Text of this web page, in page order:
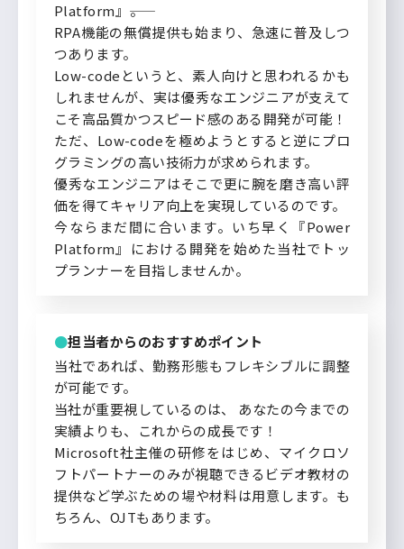
Platform』――。
RPA機能の無償提供も始まり、急速に普及しつ
つあります。
Low-codeというと、素人向けと思われるかも
しれませんが、実は優秀なエンジニアが支えて
こそ高品質かつスピード感のある開発が可能！
ただ、Low-codeを極めようとすると逆にプロ
グラミングの高い技術力が求められます。
優秀なエンジニアはそこで更に腕を磨き高い評
価を得てキャリア向上を実現しているのです。
今ならまだ間に合います。いち早く『Power
Platform』における開発を始めた当社でトッ
プランナーを目指しませんか。
担当者からのおすすめポイント
当社であれば、勤務形態もフレキシブルに調整
が可能です。
当社が重要視しているのは、 あなたの今までの
実績よりも、これからの成長です！
Microsoft社主催の研修をはじめ、マイクロソ
フトパートナーのみが視聴できるビデオ教材の
提供など学ぶための場や材料は用意します。も
ちろん、OJTもあります。